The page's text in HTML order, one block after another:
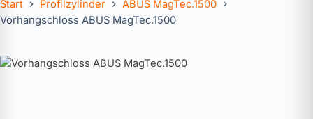
Start Profilzylinder
ABUS MagTec.1500
Vorhangschloss ABUS MagTec.1500